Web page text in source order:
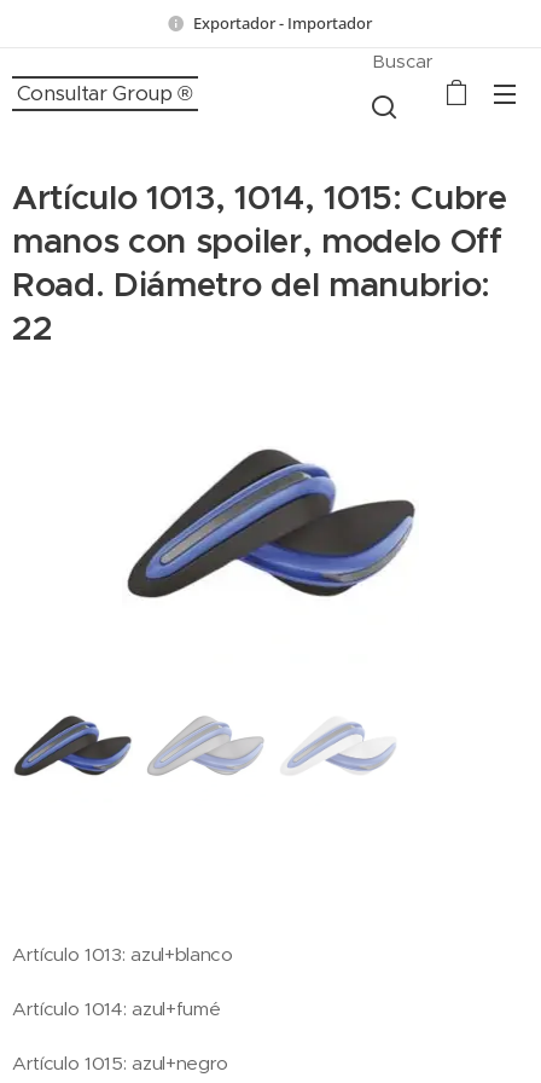
Exportador - Importador
Consultar Group ®
Buscar
Artículo 1013, 1014, 1015: Cubre
manos con spoiler, modelo Off
Road. Diámetro del manubrio:
22
Artículo 1013: azul+blanco
Artículo 1014: azul+fumé
Artículo 1015: azul+negro